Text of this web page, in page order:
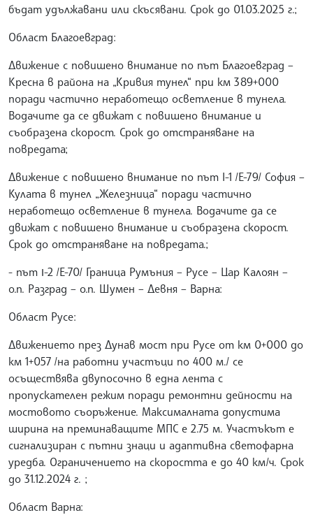
бъдат удължавани или скъсявани. Срок до 01.03.2025 г.;
Област Благоевград:
Движение с повишено внимание по път Благоевград –
Кресна в района на „Кривия тунел“ при км 389+000
поради частично неработещо осветление в тунела.
Водачите да се движат с повишено внимание и
съобразена скорост. Срок до отстраняване на
повредата;
Движение с повишено внимание по път I-1 /Е-79/ София –
Кулата в тунел „Железница“ поради частично
неработещо осветление в тунела. Водачите да се
движат с повишено внимание и съобразена скорост.
Срок до отстраняване на повредата.;
- път І-2 /Е-70/ Граница Румъния – Русе – Цар Калоян –
о.п. Разград – о.п. Шумен – Девня – Варна:
Област Русе:
Движението през Дунав мост при Русе от км 0+000 до
км 1+057 /на работни участъци по 400 м./ се
осъществява двупосочно в една лента с
пропускателен режим поради ремонтни дейности на
мостовото съоръжение. Максималната допустима
ширина на преминаващите МПС е 2.75 м. Участъкът е
сигнализиран с пътни знаци и адаптивна светофарна
уредба. Ограничението на скоростта е до 40 км/ч. Срок
до 31.12.2024 г. ;
Област Варна: